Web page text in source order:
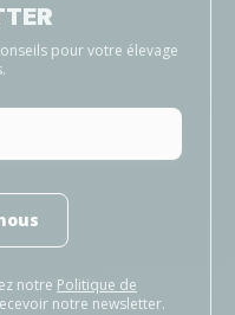
pour votre élevage
notre Politique de
notre newsletter.